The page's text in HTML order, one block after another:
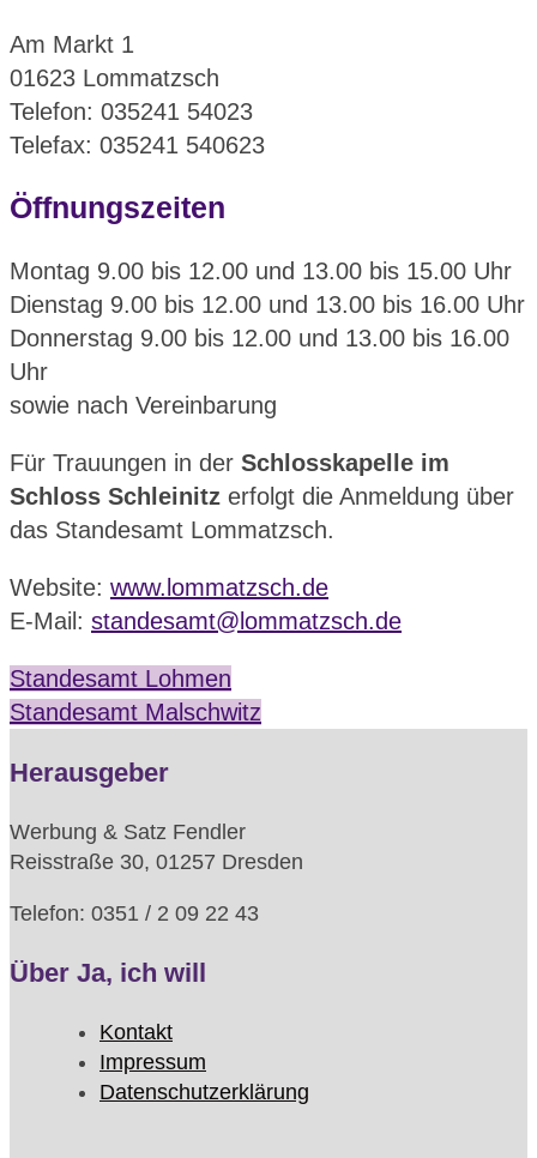
Am Markt 1
01623 Lommatzsch
Telefon: 035241 54023
Telefax: 035241 540623
Öffnungszeiten
Montag 9.00 bis 12.00 und 13.00 bis 15.00 Uhr
Dienstag 9.00 bis 12.00 und 13.00 bis 16.00 Uhr
Donnerstag 9.00 bis 12.00 und 13.00 bis 16.00
Uhr
sowie nach Vereinbarung
Für Trauungen in der Schlosskapelle im
Schloss Schleinitz erfolgt die Anmeldung über
das Standesamt Lommatzsch.
Website: www.lommatzsch.de
E-Mail: standesamt@lommatzsch.de
Standesamt Lohmen
Standesamt Malschwitz
Herausgeber
Werbung & Satz Fendler
Reisstraße 30, 01257 Dresden
Telefon: 0351 / 2 09 22 43
Über Ja, ich will
Kontakt
Impressum
Datenschutzerklärung